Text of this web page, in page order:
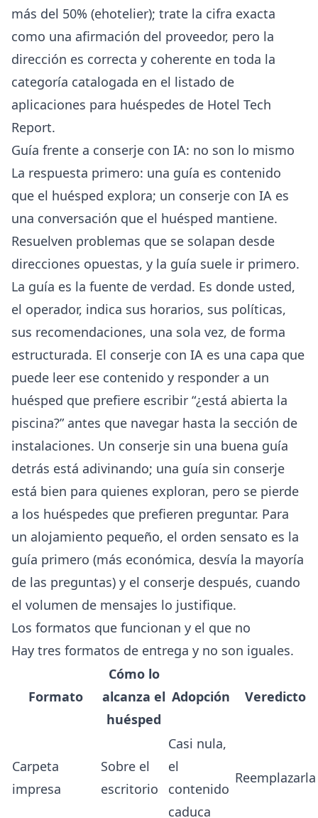
más del 50% (ehotelier); trate la cifra exacta
como una afirmación del proveedor, pero la
dirección es correcta y coherente en toda la
categoría catalogada en el listado de
aplicaciones para huéspedes de Hotel Tech
Report.
Guía frente a conserje con IA: no son lo mismo
La respuesta primero: una guía es contenido
que el huésped explora; un conserje con IA es
una conversación que el huésped mantiene.
Resuelven problemas que se solapan desde
direcciones opuestas, y la guía suele ir primero.
La guía es la fuente de verdad. Es donde usted,
el operador, indica sus horarios, sus políticas,
sus recomendaciones, una sola vez, de forma
estructurada. El conserje con IA es una capa que
puede leer ese contenido y responder a un
huésped que prefiere escribir “¿está abierta la
piscina?” antes que navegar hasta la sección de
instalaciones. Un conserje sin una buena guía
detrás está adivinando; una guía sin conserje
está bien para quienes exploran, pero se pierde
a los huéspedes que prefieren preguntar. Para
un alojamiento pequeño, el orden sensato es la
guía primero (más económica, desvía la mayoría
de las preguntas) y el conserje después, cuando
el volumen de mensajes lo justifique.
Los formatos que funcionan y el que no
Hay tres formatos de entrega y no son iguales.
Formato
Cómo lo
alcanza el
huésped
Adopción Veredicto
Carpeta
impresa
Sobre el
escritorio
Casi nula,
el
contenido
caduca
Reemplazarla